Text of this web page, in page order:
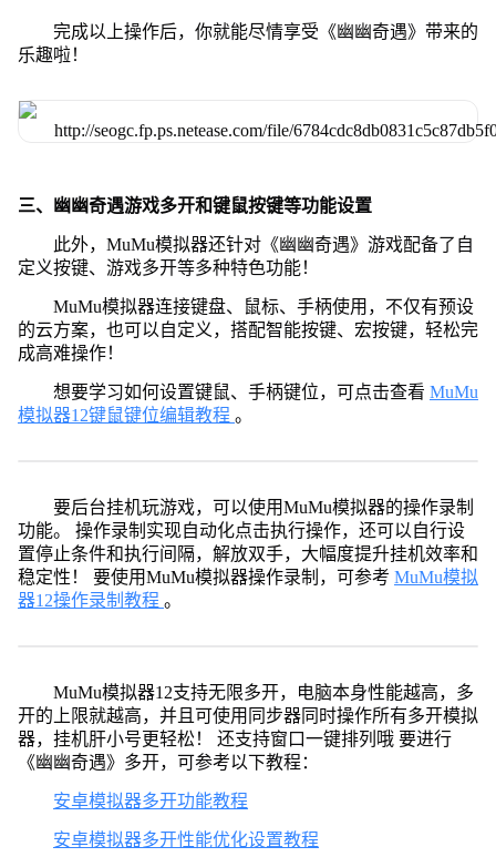
完成以上操作后，你就能尽情享受《幽幽奇遇》带来的
乐趣啦！
三、幽幽奇遇游戏多开和键鼠按键等功能设置
此外，MuMu模拟器还针对《幽幽奇遇》游戏配备了自
定义按键、游戏多开等多种特色功能！
MuMu模拟器连接键盘、鼠标、手柄使用，不仅有预设
的云方案，也可以自定义，搭配智能按键、宏按键，轻松完
成高难操作！
想要学习如何设置键鼠、手柄键位，可点击查看 MuMu
模拟器12键鼠键位编辑教程 。
要后台挂机玩游戏，可以使用MuMu模拟器的操作录制
功能。 操作录制实现自动化点击执行操作，还可以自行设
置停止条件和执行间隔，解放双手，大幅度提升挂机效率和
稳定性！ 要使用MuMu模拟器操作录制，可参考 MuMu模拟
器12操作录制教程 。
MuMu模拟器12支持无限多开，电脑本身性能越高，多
开的上限就越高，并且可使用同步器同时操作所有多开模拟
器，挂机肝小号更轻松！ 还支持窗口一键排列哦 要进行
《幽幽奇遇》多开，可参考以下教程：
安卓模拟器多开功能教程
安卓模拟器多开性能优化设置教程